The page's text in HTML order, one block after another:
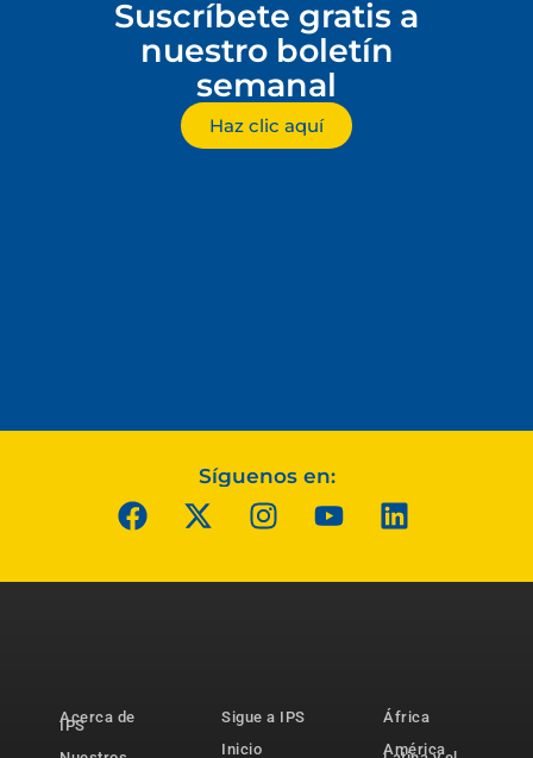
Suscríbete gratis a
nuestro boletín
semanal
Haz clic aquí
Síguenos en:
Acerca de
IPS
Sigue a IPS
Inicio
África
América